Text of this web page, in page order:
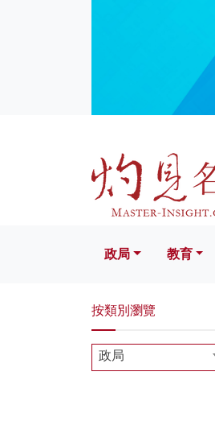
文化
政局 教育
按類別瀏覽
政局